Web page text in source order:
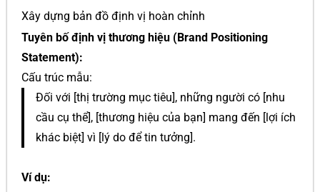
Xây dựng bản đồ định vị hoàn chỉnh
Tuyên bố định vị thương hiệu (Brand Positioning
Statement):
Cấu trúc mẫu:
Đối với [thị trường mục tiêu], những người có [nhu
cầu cụ thể], [thương hiệu của bạn] mang đến [lợi ích
khác biệt] vì [lý do để tin tưởng].
Ví dụ: